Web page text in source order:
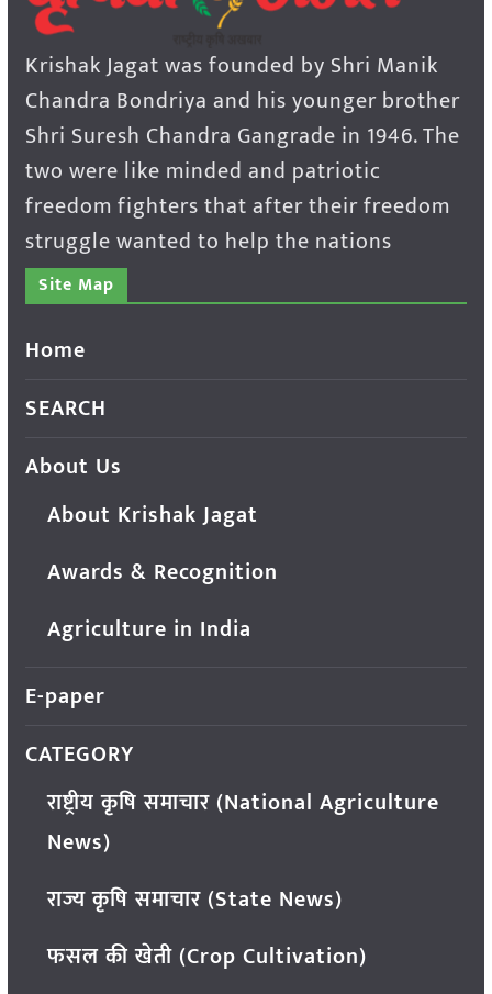
Krishak Jagat was founded by Shri Manik
Chandra Bondriya and his younger brother
Shri Suresh Chandra Gangrade in 1946. The
two were like minded and patriotic
freedom fighters that after their freedom
struggle wanted to help the nations
Site Map
Home
SEARCH
About Us
About Krishak Jagat
Awards & Recognition
Agriculture in India
E-paper
CATEGORY
राष्ट्रीय कृषि समाचार (National Agriculture
News)
राज्य कृषि समाचार (State News)
फसल की खेती (Crop Cultivation)